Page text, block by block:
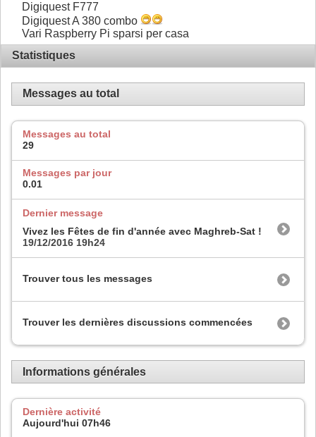
Digiquest F777
Digiquest A 380 combo
Vari Raspberry Pi sparsi per casa
Statistiques
Messages au total
Messages au total
29
Messages par jour
0.01
Dernier message
Vivez les Fêtes de fin d'année avec Maghreb-Sat !
19/12/2016 19h24
Trouver tous les messages
Trouver les dernières discussions commencées
Informations générales
Dernière activité
Aujourd'hui 07h46